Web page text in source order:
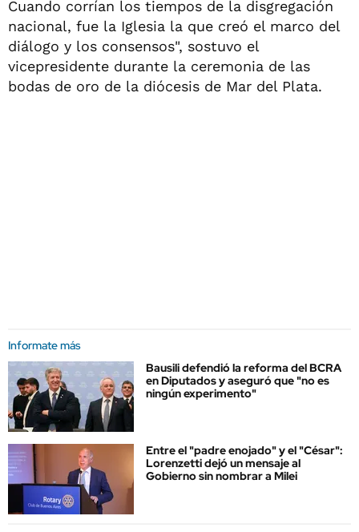
Cuando corrían los tiempos de la disgregación
nacional, fue la Iglesia la que creó el marco del
diálogo y los consensos", sostuvo el
vicepresidente durante la ceremonia de las
bodas de oro de la diócesis de Mar del Plata.
Informate más
Bausili defendió la reforma del BCRA
en Diputados y aseguró que "no es
ningún experimento"
Entre el "padre enojado" y el "César":
Lorenzetti dejó un mensaje al
Gobierno sin nombrar a Milei